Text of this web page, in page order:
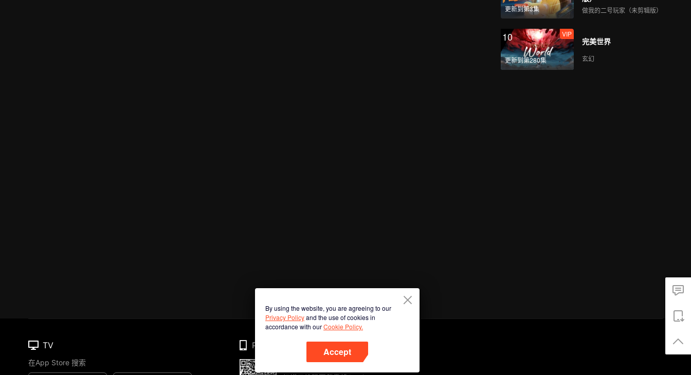
更新到第3集 做我的二号玩家（未剪辑版）
10
更新到第280集
VIP
完美世界
玄幻
By using the website, you are agreeing to our
Privacy Policyand the use of cookies in
accordance with ourCookie Policy.
Accept
TV
在App Store 搜索
Phone